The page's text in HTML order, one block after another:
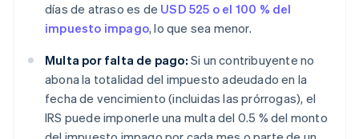
días de atraso es de USD 525 o el 100 % del
impuesto impago, lo que sea menor.
Multa por falta de pago: Si un contribuyente no
abona la totalidad del impuesto adeudado en la
fecha de vencimiento (incluidas las prórrogas), el
IRS puede imponerle una multa del 0.5 % del monto